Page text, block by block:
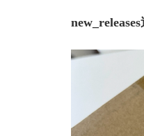
new_releases